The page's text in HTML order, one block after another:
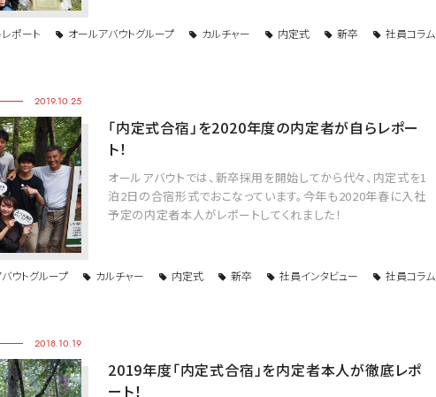
ポート オールアバウトグループ カルチャー 内定式 新卒 社員コラム
2019.10.25
「内定式合宿」を2020年度の内定者が自らレポー
ト！
オールアバウトでは、新卒採用を開始してから代々、内定式を1
泊2日の合宿形式でおこなっています。今年も2020年春に入社
予定の内定者本人がレポートしてくれました！
ウトグループ カルチャー 内定式 新卒 社員インタビュー 社員コラム
2018.10.19
2019年度「内定式合宿」を内定者本人が徹底レポ
ート！